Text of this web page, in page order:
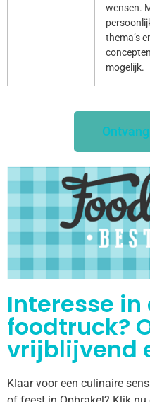
wensen.
thema’s
concepten
mogelijk.
Interesse in
foodtruck?
vrijblijvend
Klaar voor een culinaire